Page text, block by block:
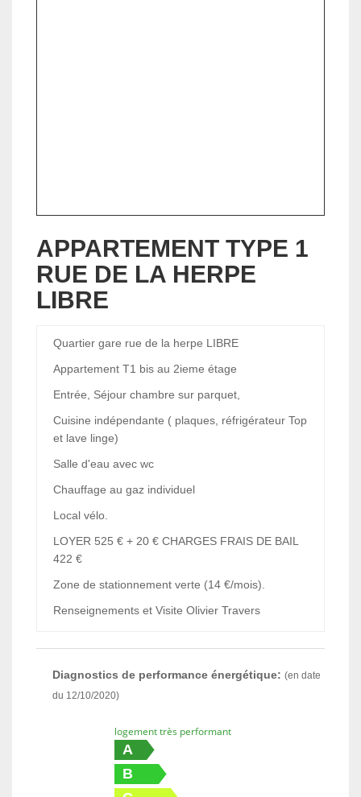
APPARTEMENT TYPE 1
RUE DE LA HERPE
LIBRE
Quartier gare rue de la herpe LIBRE
Appartement T1 bis au 2ieme étage
Entrée, Séjour chambre sur parquet,
Cuisine indépendante ( plaques, réfrigérateur Top
et lave linge)
Salle d'eau avec wc
Chauffage au gaz individuel
Local vélo.
LOYER 525 € + 20 € CHARGES FRAIS DE BAIL
422 €
Zone de stationnement verte (14 €/mois).
Renseignements et Visite Olivier Travers
Diagnostics de performance énergétique: (en date
du 12/10/2020)